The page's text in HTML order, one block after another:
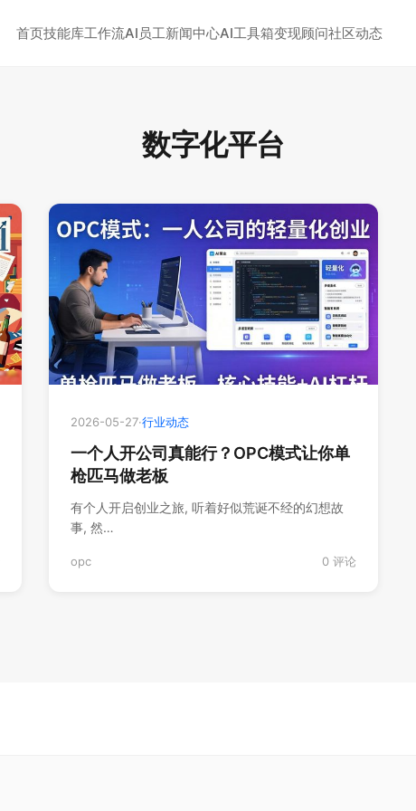
首页技能库工作流AI员工新闻中心AI工具箱变现顾问社区动态
数字化平台
2026-05-27·行业动态
一个人开公司真能行？OPC模式让你单
枪匹马做老板
有个人开启‌创业之旅, 听着⁠好似荒诞不经‍的幻想故
事, 然…
opc 0 评论